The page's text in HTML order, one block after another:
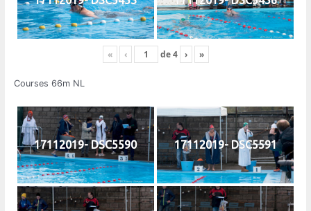
« ‹ de4 › »
Courses 66m NL
17112019- DSC5590 17112019- DSC5591